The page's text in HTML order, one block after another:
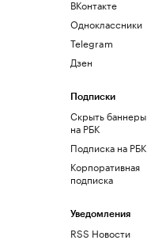
ВКонтакте
Одноклассники
Telegram
Дзен
Подписки
Скрыть баннеры
на РБК
Подписка на РБК
Корпоративная
подписка
Уведомления
RSS Новости